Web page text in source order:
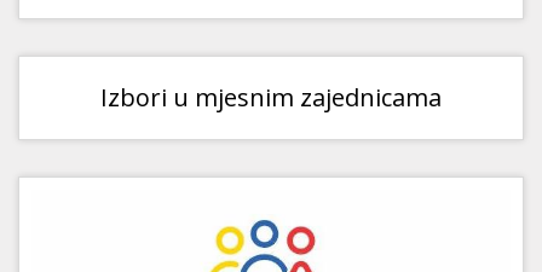
Izbori u mjesnim zajednicama